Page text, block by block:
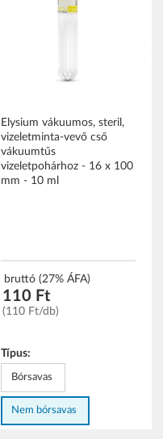
Elysium vákuumos, steril,
vizeletminta-vevő cső
vákuumtűs
vizeletpohárhoz - 16 x 100
mm - 10 ml
bruttó (27% ÁFA)
110 Ft
(110 Ft/db)
Típus:
Bórsavas
Nem bórsavas